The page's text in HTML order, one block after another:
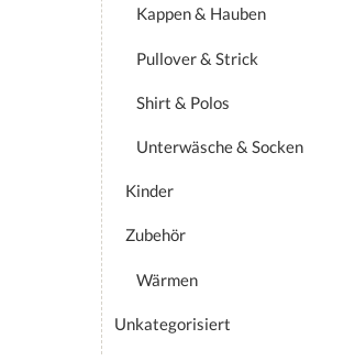
Kappen & Hauben
Pullover & Strick
Shirt & Polos
Unterwäsche & Socken
Kinder
Zubehör
Wärmen
Unkategorisiert